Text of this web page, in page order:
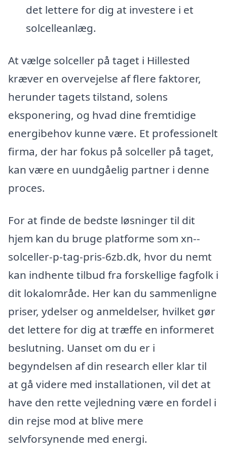
det lettere for dig at investere i et
solcelleanlæg.
At vælge solceller på taget i Hillested
kræver en overvejelse af flere faktorer,
herunder tagets tilstand, solens
eksponering, og hvad dine fremtidige
energibehov kunne være. Et professionelt
firma, der har fokus på solceller på taget,
kan være en uundgåelig partner i denne
proces.
For at finde de bedste løsninger til dit
hjem kan du bruge platforme som xn--
solceller-p-tag-pris-6zb.dk, hvor du nemt
kan indhente tilbud fra forskellige fagfolk i
dit lokalområde. Her kan du sammenligne
priser, ydelser og anmeldelser, hvilket gør
det lettere for dig at træffe en informeret
beslutning. Uanset om du er i
begyndelsen af din research eller klar til
at gå videre med installationen, vil det at
have den rette vejledning være en fordel i
din rejse mod at blive mere
selvforsynende med energi.